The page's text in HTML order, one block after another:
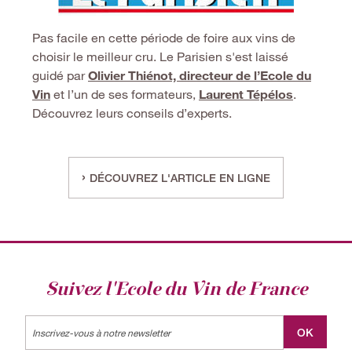
Pas facile en cette période de foire aux vins de
choisir le meilleur cru. Le Parisien s'est laissé
guidé parOlivier Thiénot, directeur de l’Ecole du
Vin et l’un de ses formateurs, Laurent Tépélos.
Découvrez leurs conseils d’experts.
DÉCOUVREZ L'ARTICLE EN LIGNE
Suivez l'Ecole du Vin de France
OK